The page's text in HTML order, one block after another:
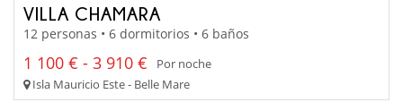
VILLA CHAMARA
12 personas • 6 dormitorios • 6 baños
1 100 € - 3 910 €
Por noche
Isla Mauricio Este - Belle Mare